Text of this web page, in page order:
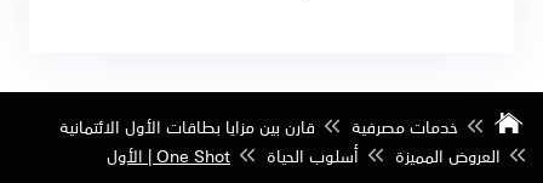
خدمات مصرفية
قارن بين مزايا بطاقات الأول الائتمانية
العروض المميزة
أسلوب الحياة One Shot | الأول